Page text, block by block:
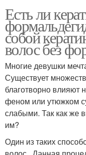
Есть ли
собой
волос без
Многие девушки
Существует
благотворно влияют
феном или утюжком
слабыми. Так как же
им?
Один из таких